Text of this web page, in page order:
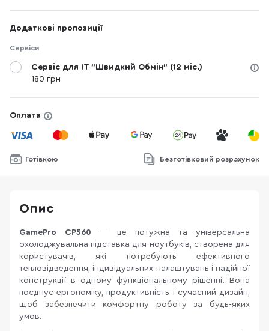
Додаткові пропозиції
Сервіси
Сервіс для IT "Швидкий Обмін" (12 міс.)
180 грн
Оплата
Готівкою Безготівковий розрахунок
Опис
GamePro CP560 — це потужна та універсальна
охолоджувальна підставка для ноутбуків, створена для
користувачів, які потребують ефективного
тепловідведення, індивідуальних налаштувань і надійної
конструкції в одному функціональному рішенні. Вона
поєднує ергономіку, продуктивність і сучасний дизайн,
щоб забезпечити комфортну роботу за будь-яких
умов.